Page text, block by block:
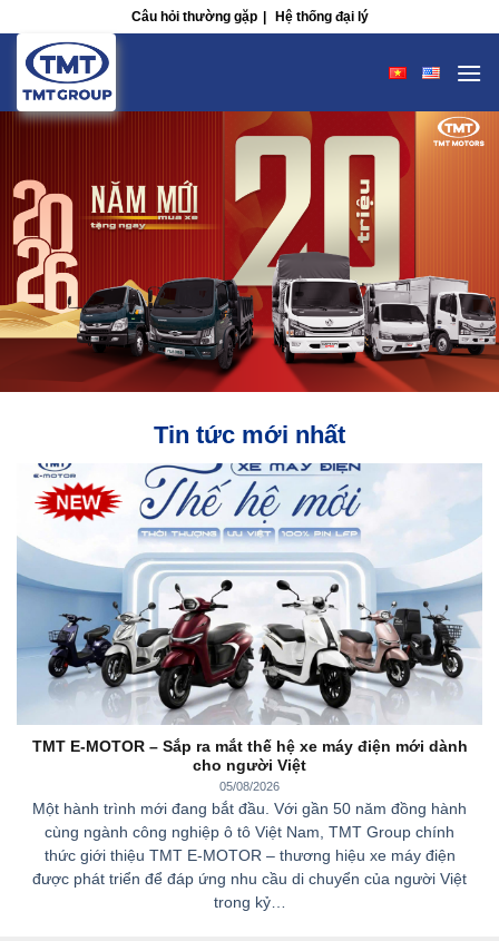
content
Câu hỏi thường gặp | Hệ thống đại lý
Tin tức mới nhất
TMT E-MOTOR – Sắp ra mắt thế hệ xe máy điện mới dành
cho người Việt
05/08/2026
Một hành trình mới đang bắt đầu. Với gần 50 năm đồng hành
cùng ngành công nghiệp ô tô Việt Nam, TMT Group chính
thức giới thiệu TMT E-MOTOR – thương hiệu xe máy điện
được phát triển để đáp ứng nhu cầu di chuyển của người Việt
trong kỷ…